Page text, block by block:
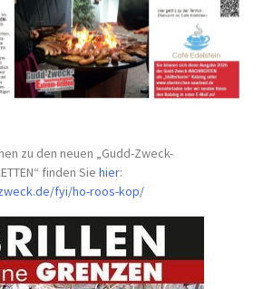
zu den neuen „Gudd-Zweck-
finden Siehier:
fyi/ho-roos-kop/